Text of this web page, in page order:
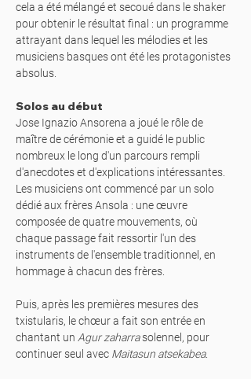
cela a été mélangé et secoué dans le shaker
pour obtenir le résultat final : un programme
attrayant dans lequel les mélodies et les
musiciens basques ont été les protagonistes
absolus.
Solos au début
Jose Ignazio Ansorena a joué le rôle de
maître de cérémonie et a guidé le public
nombreux le long d'un parcours rempli
d'anecdotes et d'explications intéressantes.
Les musiciens ont commencé par un solo
dédié aux frères Ansola : une œuvre
composée de quatre mouvements, où
chaque passage fait ressortir l'un des
instruments de l'ensemble traditionnel, en
hommage à chacun des frères.
Puis, après les premières mesures des
txistularis, le chœur a fait son entrée en
chantant un Agur zaharrasolennel, pour
continuer seul avec Maitasun atsekabea.